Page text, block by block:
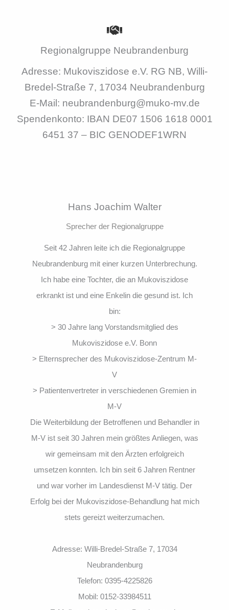
Regionalgruppe Neubrandenburg
Adresse: Mukoviszidose e.V. RG NB, Willi-
Bredel-Straße 7, 17034 Neubrandenburg
E-Mail: neubrandenburg@muko-mv.de
Spendenkonto: IBAN DE07 1506 1618 0001
6451 37 – BIC GENODEF1WRN
Hans Joachim Walter
Sprecher der Regionalgruppe
Seit 42 Jahren leite ich die Regionalgruppe
Neubrandenburg mit einer kurzen Unterbrechung.
Ich habe eine Tochter, die an Mukoviszidose
erkrankt ist und eine Enkelin die gesund ist. Ich
bin:
> 30 Jahre lang Vorstandsmitglied des
Mukoviszidose e.V. Bonn
> Elternsprecher des Mukoviszidose-Zentrum M-
V
> Patientenvertreter in verschiedenen Gremien in
M-V
Die Weiterbildung der Betroffenen und Behandler in
M-V ist seit 30 Jahren mein größtes Anliegen, was
wir gemeinsam mit den Ärzten erfolgreich
umsetzen konnten. Ich bin seit 6 Jahren Rentner
und war vorher im Landesdienst M-V tätig. Der
Erfolg bei der Mukoviszidose-Behandlung hat mich
stets gereizt weiterzumachen.
Adresse: Willi-Bredel-Straße 7, 17034
Neubrandenburg
Telefon: 0395-4225826
Mobil: 0152-33984511